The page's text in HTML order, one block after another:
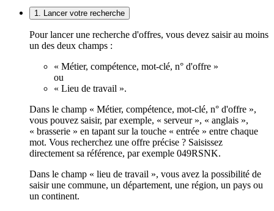
1. Lancer votre recherche
Pour lancer une recherche d'offres, vous devez saisir au moins
un des deux champs :
« Métier, compétence, mot-clé, n° d'offre »
ou
« Lieu de travail ».
Dans le champ « Métier, compétence, mot-clé, n° d'offre »,
vous pouvez saisir, par exemple, « serveur », « anglais »,
« brasserie » en tapant sur la touche « entrée » entre chaque
mot. Vous recherchez une offre précise ? Saisissez
directement sa référence, par exemple 049RSNK.
Dans le champ « lieu de travail », vous avez la possibilité de
saisir une commune, un département, une région, un pays ou
un continent.